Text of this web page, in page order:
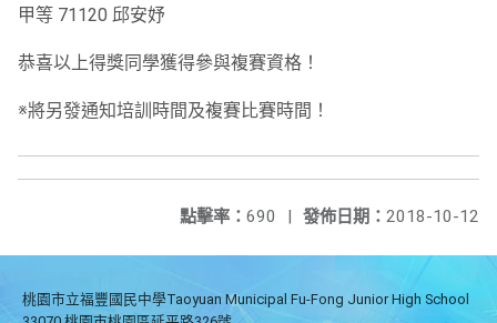
甲等 71120 邱安妤
恭喜以上得獎同學獲得參與複賽資格！
※將另發通知培訓時間及複賽比賽時間！
發佈日期： 2018-10-12
點擊率： 690 |
桃園市立福豐國民中學Taoyuan Municipal Fu-Fong Junior High School